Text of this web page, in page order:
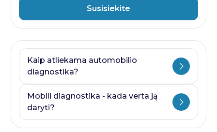
Susisiekite
Kaip atliekama automobilio
diagnostika?
Ji visada prasideda nuo kompiuterines
diagnostikos ir baigiasi papildomais
Mobili diagnostika - kada verta ją
daryti?